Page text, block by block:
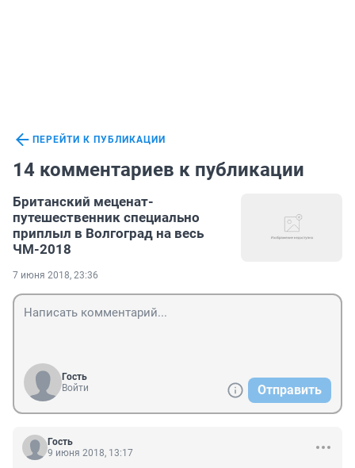
ПЕРЕЙТИ К ПУБЛИКАЦИИ
14 комментариев к публикации
Британский меценат-
путешественник специально
приплыл в Волгоград на весь
ЧМ-2018
7 июня 2018, 23:36
Гость
Войти
Отправить
Гость
9 июня 2018, 13:17